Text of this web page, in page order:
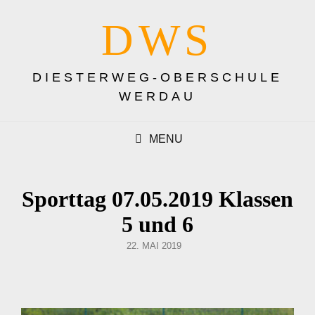
DWS
DIESTERWEG-OBERSCHULE
WERDAU
MENU
Sporttag 07.05.2019 Klassen
5 und 6
POSTED
22. MAI 2019